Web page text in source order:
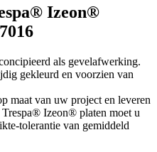
Izeon®
als gevelafwerking.
gekleurd en voorzien van
maat van uw project en leveren
Izeon® platen moet u
tolerantie van gemiddeld